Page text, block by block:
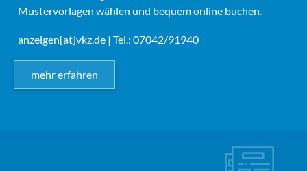
Mustervorlagen wählen und bequem online buchen.
anzeigen[at]vkz.de | Tel.: 07042/91940
mehr erfahren